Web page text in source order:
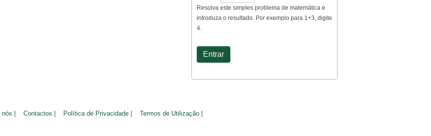
Resolva este simples problema de matemática e
introduza o resultado. Por exemplo para 1+3, digite
4.
| Contactos | Política de Privacidade | Termos de Utilização |